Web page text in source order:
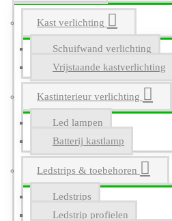
Kast verlichting
Schuifwand verlichting
Vrijstaande kastverlichting
Kastinterieur verlichting
Led lampen
Batterij kastlamp
Ledstrips & toebehoren
Ledstrips
Ledstrip profielen